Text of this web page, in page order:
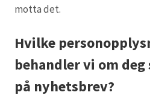
motta det.
Hvilke
behandler vi om
på nyhetsbrev?